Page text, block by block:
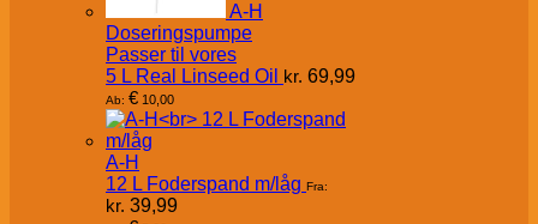
A-H
Doseringspumpe
Passer til vores
5 L Real Linseed Oil kr. 69,99
Ab: € 10,00
A-H
12 L Foderspand m/låg Fra:
kr. 39,99